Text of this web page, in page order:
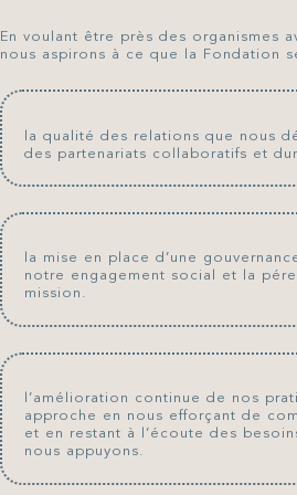
En voulant être près des organismes
nous aspirons à ce que la Fondation
la qualité des relations que nous
des partenariats collaboratifs et
la mise en place d’une
notre engagement social et la
mission.
l’amélioration continue de nos
approche en nous efforçant de
et en restant à l’écoute des
nous appuyons.